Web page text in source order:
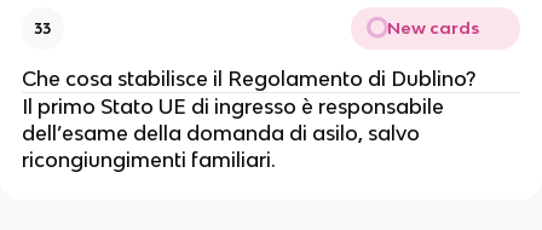
33 New cards
Che cosa stabilisce il Regolamento di Dublino?
Il primo Stato UE di ingresso è responsabile
dell’esame della domanda di asilo, salvo
ricongiungimenti familiari.